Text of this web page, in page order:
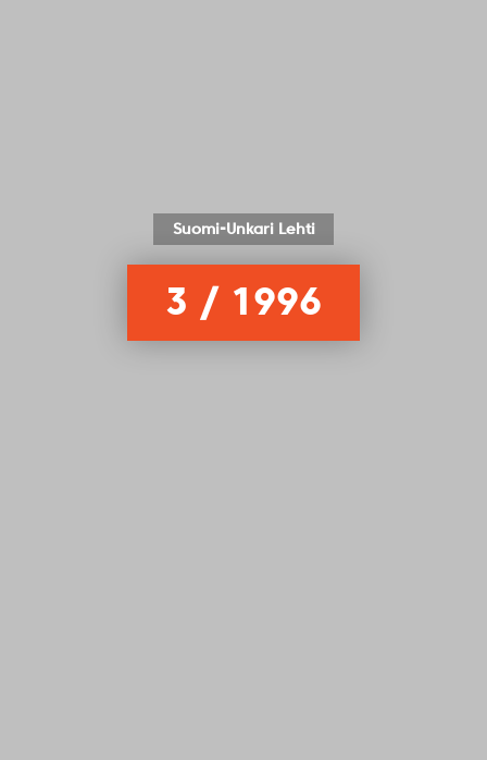
Suomi-Unkari Lehti
3 / 1996